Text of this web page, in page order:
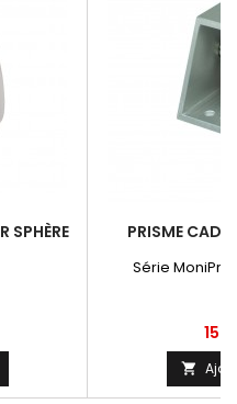
SPHÈRE PRISME
Série
Prix
